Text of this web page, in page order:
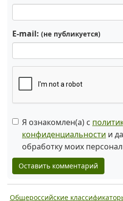
E-mail: (не публикуется)
Я ознакомлен(а) с
конфиденциальности и
обработку моих
Оставить комментарий
Общероссийские